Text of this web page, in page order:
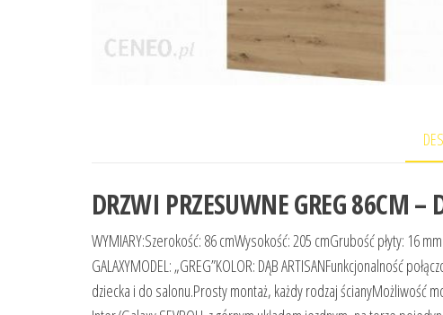
DRZWI PRZESUWNE GREG 86CM –
WYMIARY:Szerokość: 86 cmWysokość: 205 cmGrubość płyty: 16
GALAXYMODEL: „GREG”KOLOR: DĄB ARTISANFunkcjonalność
dziecka i do salonu.Prosty montaż, każdy rodzaj ścianyMożliwość